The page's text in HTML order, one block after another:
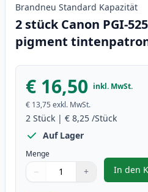
Brandneu Standard Kapazität
2 stück Canon PGI-
pigment
€ 16,50 inkl. MwSt.
€ 13,75 exkl. MwSt.
2 Stück | € 8,25 /Stück
Auf Lager
Menge
Verwenden Sie die Tasten,
− +
1
In den,